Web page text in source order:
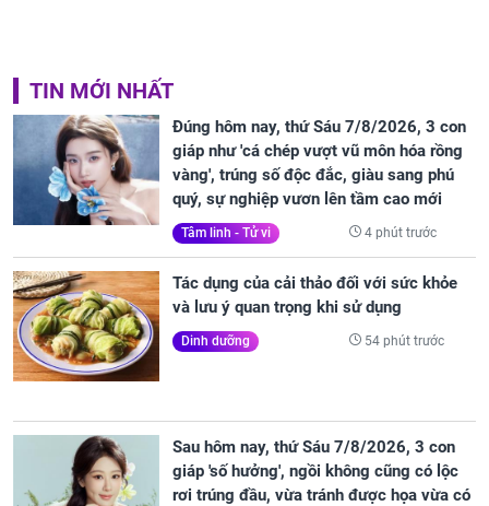
TIN MỚI NHẤT
Đúng hôm nay, thứ Sáu 7/8/2026, 3 con
giáp như 'cá chép vượt vũ môn hóa rồng
vàng', trúng số độc đắc, giàu sang phú
quý, sự nghiệp vươn lên tầm cao mới
Tâm linh - Tử vi 4 phút trước
Tác dụng của cải thảo đối với sức khỏe
và lưu ý quan trọng khi sử dụng
Dinh dưỡng 54 phút trước
Sau hôm nay, thứ Sáu 7/8/2026, 3 con
giáp 'số hưởng', ngồi không cũng có lộc
rơi trúng đầu, vừa tránh được họa vừa có